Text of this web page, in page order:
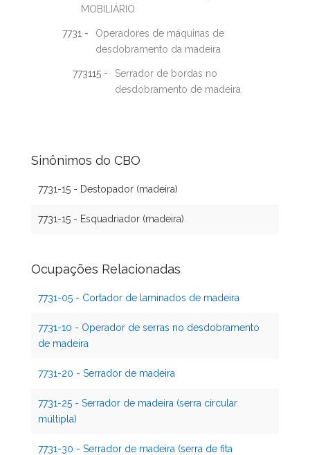
MOBILIÁRIO
7731 -
Operadores de máquinas de
desdobramento da madeira
773115 -
Serrador de bordas no
desdobramento de madeira
Sinônimos do CBO
7731-15 - Destopador (madeira)
7731-15 - Esquadriador (madeira)
Ocupações Relacionadas
7731-05 - Cortador de laminados de madeira
7731-10 - Operador de serras no desdobramento
de madeira
7731-20 - Serrador de madeira
7731-25 - Serrador de madeira (serra circular
múltipla)
7731-30 - Serrador de madeira (serra de fita